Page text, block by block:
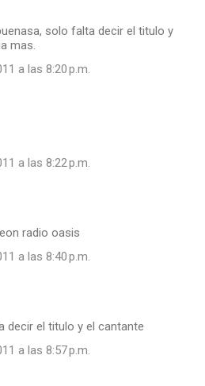
solo falta decir el titulo y
mas.
a las 8:20 p.m.
a las 8:22 p.m.
radio oasis
a las 8:40 p.m.
decir el titulo y el cantante
a las 8:57 p.m.